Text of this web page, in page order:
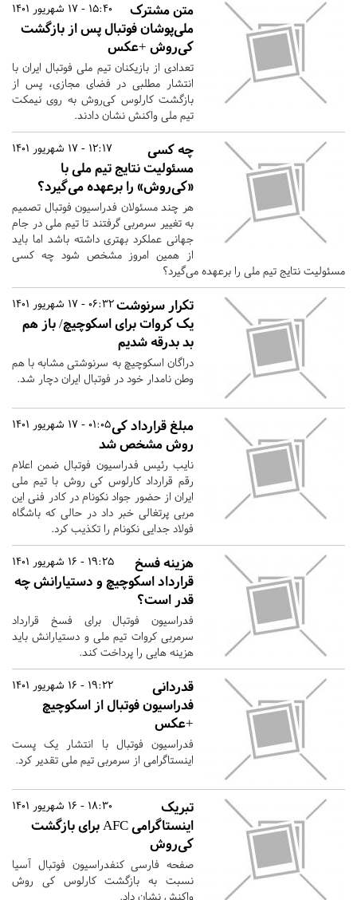
15:40 - 17 شهریور 1401
متن مشترک
ملی‌پوشان فوتبال پس از بازگشت
کی‌روش +عکس
تعدادی از بازیکنان تیم ملی فوتبال ایران با
انتشار مطلبی در فضای مجازی، پس از
بازگشت کارلوس کی‌روش به روی نیمکت
تیم ملی واکنش نشان دادند.
12:17 - 17 شهریور 1401
چه کسی
مسئولیت نتایج تیم ملی با
«کی‌روش» را برعهده می‌گیرد؟
هر چند مسئولان فدراسیون فوتبال تصمیم
به تغییر سرمربی گرفتند تا تیم ملی در جام
جهانی عملکرد بهتری داشته باشد اما باید
از همین امروز مشخص شود چه کسی
مسئولیت نتایج تیم ملی را برعهده می‌گیرد؟
06:32 - 17 شهریور 1401تکرار سرنوشت
یک کروات برای اسکوچیچ/ باز هم
بد بدرقه شدیم
دراگان اسکوچیچ به سرنوشتی مشابه با هم
وطن نامدار خود در فوتبال ایران دچار شد.
01:05 - 17 شهریور 1401مبلغ قرارداد کی
روش مشخص شد
نایب رئیس فدراسیون فوتبال ضمن اعلام
رقم قرارداد کارلوس کی روش با تیم ملی
ایران از حضور جواد نکونام در کادر فنی این
مربی پرتغالی خبر داد در حالی که باشگاه
فولاد جدایی نکونام را تکذیب کرد.
19:25 - 16 شهریور 1401
هزینه فسخ
قرارداد اسکوچیچ و دستیارانش چه
قدر است؟
فدراسیون فوتبال برای فسخ قرارداد
سرمربی کروات تیم ملی و دستیارانش باید
هزینه هایی را پرداخت کند.
19:22 - 16 شهریور 1401
قدردانی
فدراسیون فوتبال از اسکوچیچ
+عکس
فدراسیون فوتبال با انتشار یک پست
اینستاگرامی از سرمربی تیم ملی تقدیر کرد.
18:30 - 16 شهریور 1401
تبریک
اینستاگرامی AFC برای بازگشت
کی‌روش
صفحه فارسی کنفدراسیون فوتبال آسیا
نسبت به بازگشت کارلوس کی روش
واکنش نشان داد.